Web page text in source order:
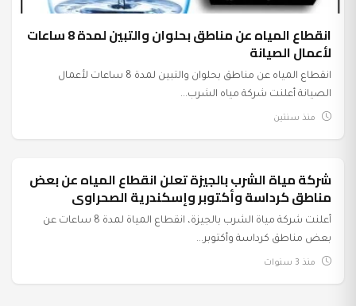
انقطاع المياه عن مناطق بحلوان والتبين لمدة 8 ساعات
لأعمال الصيانة
انقطاع المياه عن مناطق بحلوان والتبين لمدة 8 ساعات لأعمال
الصيانة أعلنت شركة مياه الشرب...
منذ سنتين
عرب وعالم
شركة مياة الشرب بالجيزة تعلن انقطاع المياه عن بعض
مناطق كرداسة وأكتوبر وإسكندرية الصحراوى
أعلنت شركة مياة الشرب بالجيزة، انقطاع المياة لمدة 8 ساعات عن
بعض مناطق كرداسة وأكتوبر...
منذ 3 سنوات